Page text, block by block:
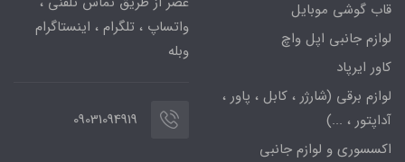
قاب گوشی موبایل
لوازم جانبی اپل واچ
کاور ایرپاد
لوازم برقی (شارژر ، کابل ، پاور ،
آداپتور ، ...)
اکسسوری و لوازم جانبی
واتساپ ، تلگرام ، اینستاگرام
وبله
09031094919